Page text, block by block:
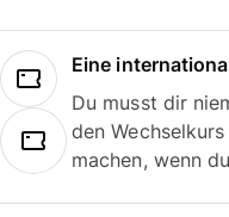
Eine
Du musst dir
den
machen, wenn